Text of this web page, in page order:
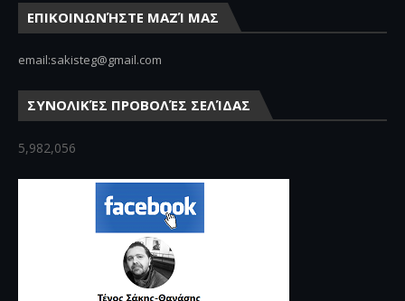
ΕΠΙΚΟΙΝΩΝΉΣΤΕ ΜΑΖΊ ΜΑΣ
email:sakisteg@gmail.com
ΣΥΝΟΛΙΚΈΣ ΠΡΟΒΟΛΈΣ ΣΕΛΊΔΑΣ
5,982,056